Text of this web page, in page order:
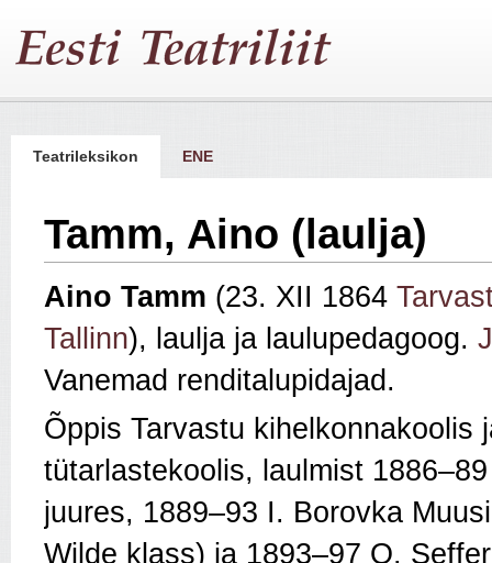
Teatrileksikon ENE
Tamm, Aino (laulja)
Aino Tamm (23. XII 1864
Tallinn), laulja ja laulupedagoog.
Vanemad renditalupidajad.
Õppis Tarvastu kihelkonnakoolis
tütarlastekoolis, laulmist
juures, 1889–93 I. Borovka
Wilde klass) ja 1893–97 O.